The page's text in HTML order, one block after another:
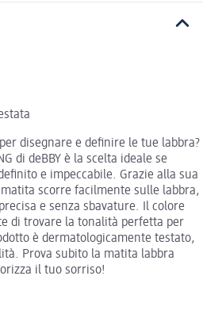
disegnare e definire le tue labbra?
di deBBY è la scelta ideale se
e impeccabile. Grazie alla sua
scorre facilmente sulle labbra,
e senza sbavature. Il colore
di trovare la tonalità perfetta per
è dermatologicamente testato,
Prova subito la matita labbra
il tuo sorriso!